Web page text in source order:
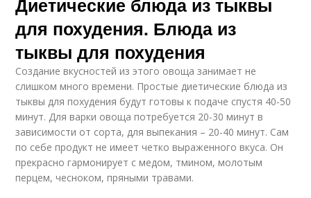
для похудения. Блюда из
тыквы для похудения
Создание вкусностей из этого овоща занимает не
слишком много времени. Простые диетические блюда из
тыквы для похудения будут готовы к подаче спустя 40-50
минут. Для варки овоща потребуется 20-30 минут в
зависимости от сорта, для выпекания – 20-40 минут. Сам
по себе продукт не имеет четко выраженного вкуса. Он
прекрасно гармонирует с медом, тмином, молотым
перцем, чесноком, пряными травами.